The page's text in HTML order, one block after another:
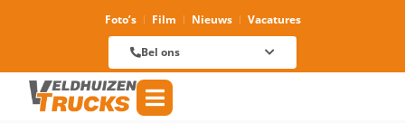
Foto’s Film Nieuws Vacatures
Bel ons